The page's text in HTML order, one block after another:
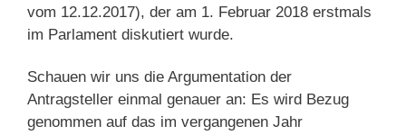
vom 12.12.2017), der am 1. Februar 2018 erstmals
im Parlament diskutiert wurde.
Schauen wir uns die Argumentation der
Antragsteller einmal genauer an: Es wird Bezug
genommen auf das im vergangenen Jahr